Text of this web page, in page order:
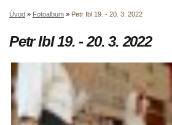
Úvod » Fotoalbum » Petr Ibl 19. - 20. 3. 2022
Petr Ibl 19. - 20. 3. 2022